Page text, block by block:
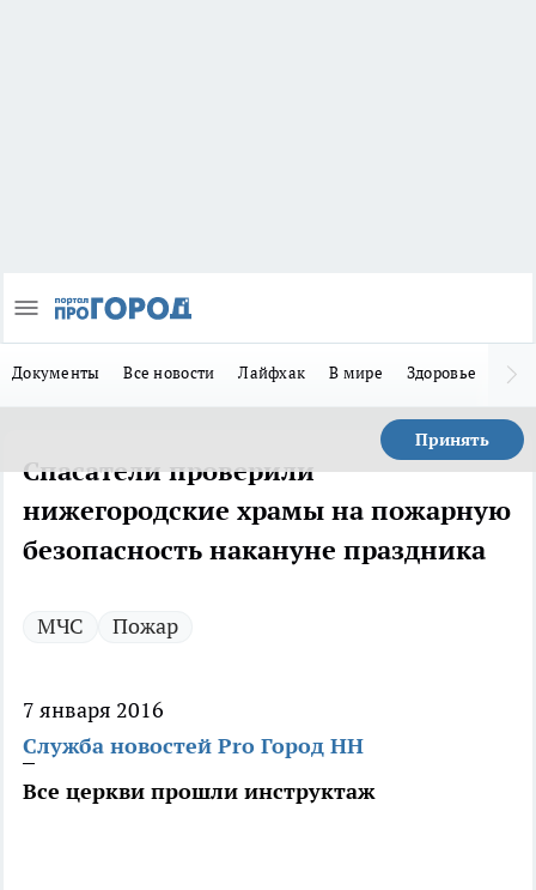
Документы Все новости Лайфхак В мире Здоровье
Принять
Спасатели проверили
нижегородские храмы на пожарную
безопасность накануне праздника
МЧС Пожар
7 января 2016
Служба новостей Pro Город НН
Все церкви прошли инструктаж